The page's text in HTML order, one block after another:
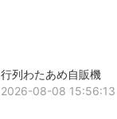
行列わたあめ自販機
2026-08-08 15:56:13